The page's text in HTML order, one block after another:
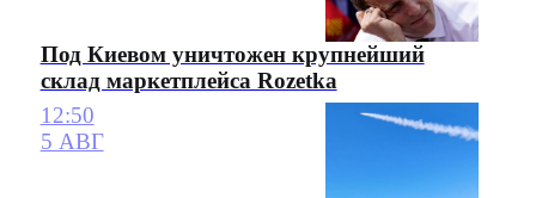
Под Киевом уничтожен крупнейший
склад маркетплейса Rozetka
12:50
5 АВГ